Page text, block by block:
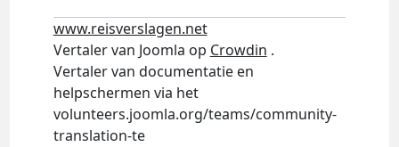
www.reisverslagen.net
Vertaler van Joomla op Crowdin .
Vertaler van documentatie en
helpschermen via het
volunteers.joomla.org/teams/community-
translation-te